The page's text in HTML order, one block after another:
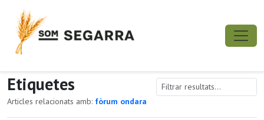
Etiquetes
Articles relacionats amb: fòrum ondara